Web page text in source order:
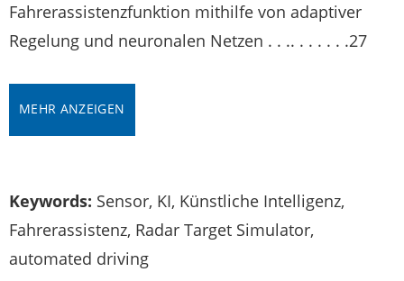
Fahrerassistenzfunktion mithilfe von adaptiver
Regelung und neuronalen Netzen . . .. . . . . . .27
MEHR ANZEIGEN
Keywords: Sensor, KI, Künstliche Intelligenz,
Fahrerassistenz, Radar Target Simulator,
automated driving